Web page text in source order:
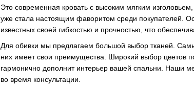
Это современная кровать с высоким мягким
уже стала настоящим фаворитом среди покупателей.
известных своей гибкостью и прочностью, что
Для обивки мы предлагаем большой выбор тканей.
них имеет свои преимущества. Широкий выбор цветов
гармонично дополнит интерьер вашей спальни. Наши
во время консультации.